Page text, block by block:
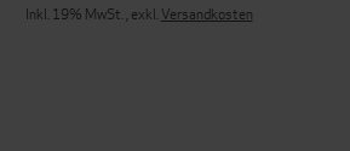
Inkl. 19% MwSt.,exkl.Versandkosten